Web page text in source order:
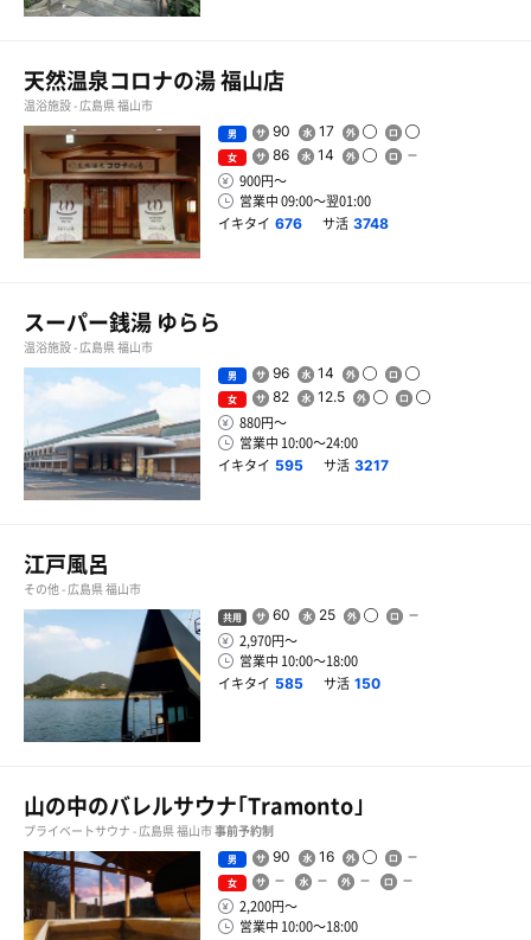
天然温泉コロナの湯 福山店
温浴施設 - 広島県 福山市
男 90 17
女 86 14
900円〜
営業中 09:00〜翌01:00
イキタイ 676 サ活 3748
スーパー銭湯 ゆらら
温浴施設 - 広島県 福山市
男 96 14
女 82 12.5
880円〜
営業中 10:00〜24:00
イキタイ 595 サ活 3217
江戸風呂
その他 - 広島県 福山市
共用 60 25
2,970円〜
営業中 10:00〜18:00
イキタイ 585 サ活 150
山の中のバレルサウナ｢Tramonto｣
プライベートサウナ - 広島県 福山市事前予約制
男 90 16
女
2,200円〜
営業中 10:00〜18:00